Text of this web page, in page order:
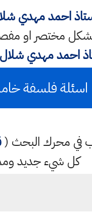
احمد مهدي
مختصر او
احمد مهدي شلال
اسئلة فلسفة خامس أدبي ٢٠٢٢
في محرك البحث (
كل شيء جديد